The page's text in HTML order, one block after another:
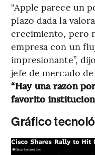
“Apple parece un
plazo dada la
crecimiento, pero
empresa con un
impresionante”,
jefe de mercado
“Hay una razón
favorito
Gráfico